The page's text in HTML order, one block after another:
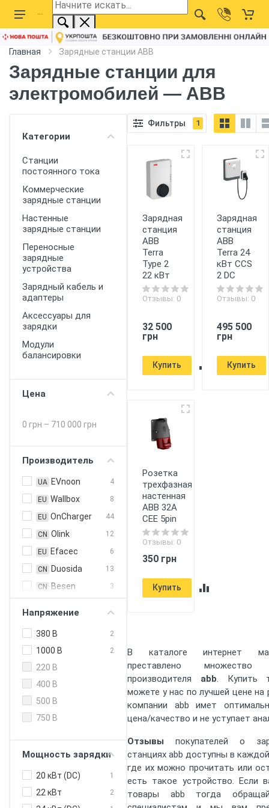
Главная Зарядные станции ABB
Зарядные станции для
электромобилей — ABB
Категории
Станции
постоянного тока
Коммерческие
зарядные станции
Настенные
зарядные станции
Переносные
зарядные
устройства
Зарядный кабель и
адаптеры
Аксессуары для
зарядки
Модули
балансировки
Цена
0 грн – 710 000 грн
Производитель
UA EVnoon 4
EU Wallbox 8
EU OnCharger 44
CN Olink 12
EU Efacec 6
CN Duosida 13
CN Besen 3
CN HiSmart 2
Zencar
ABB
EU Etrel
EU Hager 1
EU Heidelberg 1
Напряжение
380 В 2
1000 В 2
220 В
400 В
500 В
750 В
Мощность зарядки
20 кВт (DC) 1
22 кВт 2
Фильтры 1
Зарядная
станция
ABB
Terra
Type 2
22 кВт
Отзывы: 0
32 500
грн
Купить
Зарядная
станция
ABB
Terra 24
кВт CCS
2 DC
Отзывы: 0
495 500
грн
Купить
Розетка
трехфазная
настенная
ABB 32А
CEE 5pin
Отзывы: 0
350 грн
Купить
В каталоге интернет
преставлено
производителя abb. Купить
можете у нас по лучшей цене на
компании abb имет
цена/качество и не уступает
Отзывы покупателей о
станциях abb доступны в
где их можно прочитать или
есть такое устройство. Если
товары abb тогда